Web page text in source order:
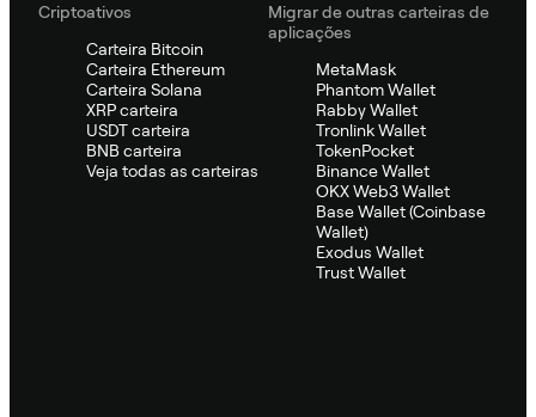
Criptoativos
Carteira Bitcoin
Carteira Ethereum
Carteira Solana
XRP carteira
USDT carteira
BNB carteira
Veja todas as carteiras
Migrar de outras carteiras de
aplicações
MetaMask
Phantom Wallet
Rabby Wallet
Tronlink Wallet
TokenPocket
Binance Wallet
OKX Web3 Wallet
Base Wallet (Coinbase
Wallet)
Exodus Wallet
Trust Wallet